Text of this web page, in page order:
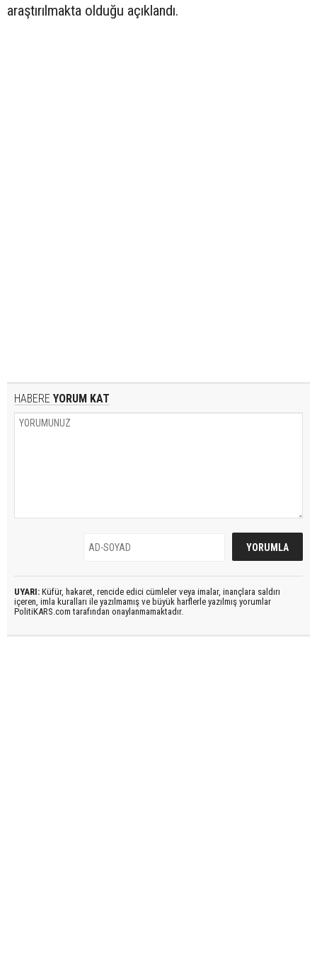
araştırılmakta olduğu açıklandı.
HABERE YORUM KAT
UYARI: Küfür, hakaret, rencide edici cümleler veya imalar, inançlara saldırı
içeren, imla kuralları ile yazılmamış ve büyük harflerle yazılmış yorumlar
PolitiKARS.com tarafından onaylanmamaktadır.